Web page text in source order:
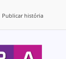
Publicar história